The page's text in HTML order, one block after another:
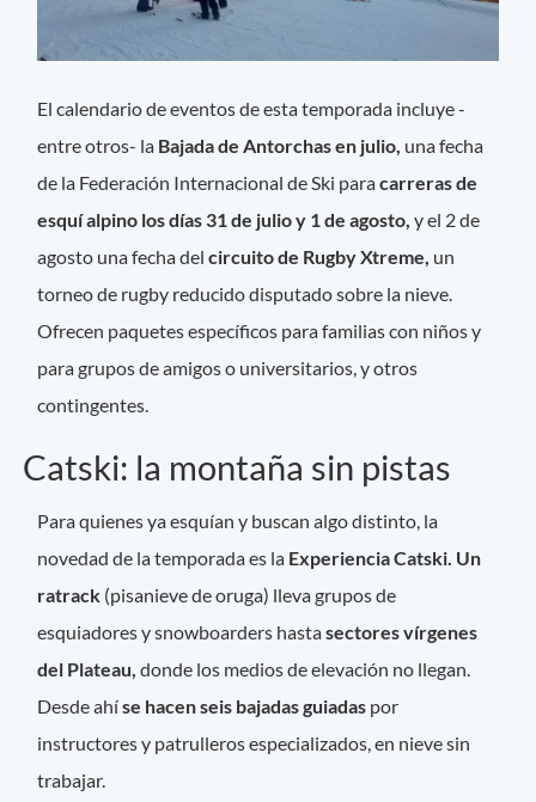
El calendario de eventos de esta temporada incluye -
entre otros- la Bajada de Antorchas en julio, una fecha
de la Federación Internacional de Ski paracarreras de
esquí alpino los días 31 de julio y 1 de agosto, y el 2 de
agosto una fecha delcircuito de Rugby Xtreme, un
torneo de rugby reducido disputado sobre la nieve.
Ofrecen paquetes específicos para familias con niños y
para grupos de amigos o universitarios, y otros
contingentes.
Catski: la montaña sin pistas
Para quienes ya esquían y buscan algo distinto, la
novedad de la temporada es la Experiencia Catski. Un
ratrack (pisanieve de oruga) lleva grupos de
esquiadores y snowboarders hastasectores vírgenes
del Plateau, donde los medios de elevación no llegan.
Desde ahíse hacen seis bajadas guiadas por
instructores y patrulleros especializados, en nieve sin
trabajar.